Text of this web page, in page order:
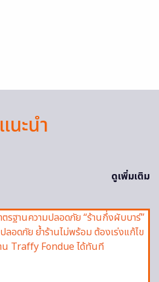
แนะนำ
ดูเพิ่มเติม